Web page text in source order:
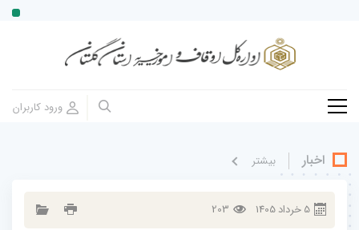
اخبار بيشتر
5خرداد1405
203